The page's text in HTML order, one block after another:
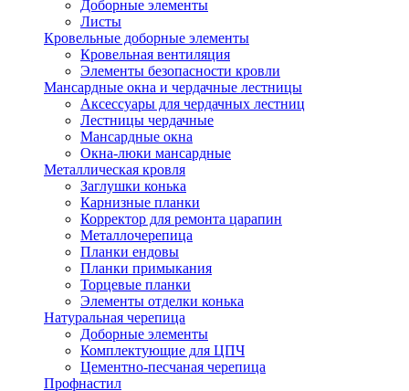
Доборные элементы
Листы
Кровельные доборные элементы
Кровельная вентиляция
Элементы безопасности кровли
Мансардные окна и чердачные лестницы
Аксессуары для чердачных лестниц
Лестницы чердачные
Мансардные окна
Окна-люки мансардные
Металлическая кровля
Заглушки конька
Карнизные планки
Корректор для ремонта царапин
Металлочерепица
Планки ендовы
Планки примыкания
Торцевые планки
Элементы отделки конька
Натуральная черепица
Доборные элементы
Комплектующие для ЦПЧ
Цементно-песчаная черепица
Профнастил